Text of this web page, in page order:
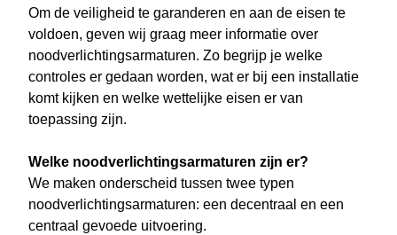
Om de veiligheid te garanderen en aan de eisen te
voldoen, geven wij graag meer informatie over
noodverlichtingsarmaturen. Zo begrijp je welke
controles er gedaan worden, wat er bij een installatie
komt kijken en welke wettelijke eisen er van
toepassing zijn.
Welke noodverlichtingsarmaturen zijn er?
We maken onderscheid tussen twee typen
noodverlichtingsarmaturen: een decentraal en een
centraal gevoede uitvoering.